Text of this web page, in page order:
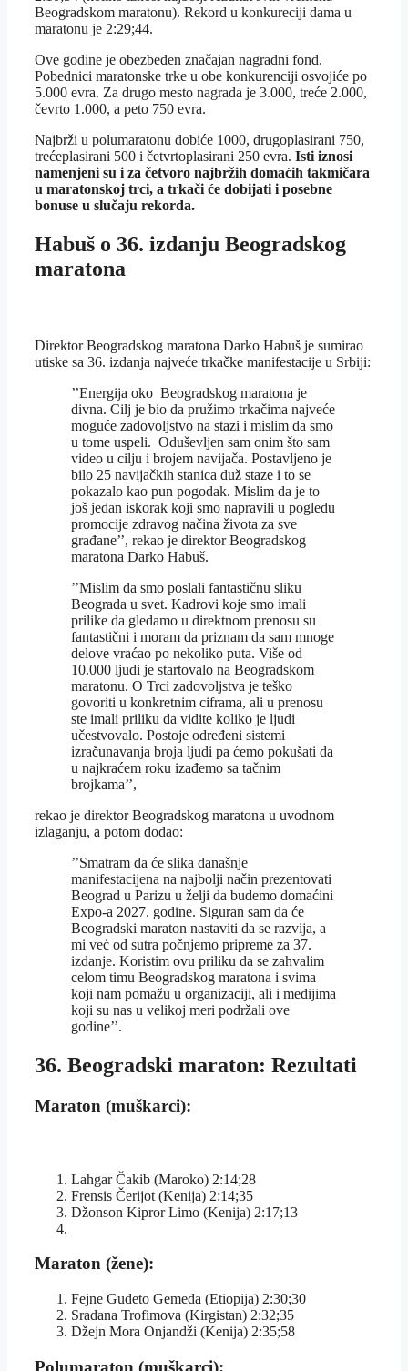
Beogradskom maratonu). Rekord u konkureciji dama u
maratonu je 2:29;44.
Ove godine je obezbeđen značajan nagradni fond.
Pobednici maratonske trke u obe konkurenciji osvojiće po
5.000 evra. Za drugo mesto nagrada je 3.000, treće 2.000,
čevrto 1.000, a peto 750 evra.
Najbrži u polumaratonu dobiće 1000, drugoplasirani 750,
trećeplasirani 500 i četvrtoplasirani 250 evra. Isti iznosi
namenjeni su i za četvoro najbržih domaćih takmičara
u maratonskoj trci, a trkači će dobijati i posebne
bonuse u slučaju rekorda.
Habuš o 36. izdanju Beogradskog
maratona
Direktor Beogradskog maratona Darko Habuš je sumirao
utiske sa 36. izdanja najveće trkačke manifestacije u Srbiji:
’’Energija oko Beogradskog maratona je
divna. Cilj je bio da pružimo trkačima najveće
moguće zadovoljstvo na stazi i mislim da smo
u tome uspeli. Oduševljen sam onim što sam
video u cilju i brojem navijača. Postavljeno je
bilo 25 navijačkih stanica duž staze i to se
pokazalo kao pun pogodak. Mislim da je to
još jedan iskorak koji smo napravili u pogledu
promocije zdravog načina života za sve
građane’’, rekao je direktor Beogradskog
maratona Darko Habuš.
’’Mislim da smo poslali fantastičnu sliku
Beograda u svet. Kadrovi koje smo imali
prilike da gledamo u direktnom prenosu su
fantastični i moram da priznam da sam mnoge
delove vraćao po nekoliko puta. Više od
10.000 ljudi je startovalo na Beogradskom
maratonu. O Trci zadovoljstva je teško
govoriti u konkretnim ciframa, ali u prenosu
ste imali priliku da vidite koliko je ljudi
učestvovalo. Postoje određeni sistemi
izračunavanja broja ljudi pa ćemo pokušati da
u najkraćem roku izađemo sa tačnim
brojkama’’,
rekao je direktor Beogradskog maratona u uvodnom
izlaganju, a potom dodao:
’’Smatram da će slika današnje
manifestacijena na najbolji način prezentovati
Beograd u Parizu u želji da budemo domaćini
Expo-a 2027. godine. Siguran sam da će
Beogradski maraton nastaviti da se razvija, a
mi već od sutra počnjemo pripreme za 37.
izdanje. Koristim ovu priliku da se zahvalim
celom timu Beogradskog maratona i svima
koji nam pomažu u organizaciji, ali i medijima
koji su nas u velikoj meri podržali ove
godine’’.
36. Beogradski maraton: Rezultati
Maraton (muškarci):
Lahgar Čakib (Maroko) 2:14;28
Frensis Čerijot (Kenija) 2:14;35
Džonson Kipror Limo (Kenija) 2:17;13
Maraton (žene):
Fejne Gudeto Gemeda (Etiopija) 2:30;30
Sradana Trofimova (Kirgistan) 2:32;35
Džejn Mora Onjandži (Kenija) 2:35;58
Polumaraton (muškarci):